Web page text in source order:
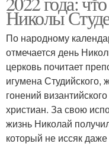
Николы
По народному
отмечается день
церковь почитает
игумена
гонений
христиан. За свою
жизнь Николай
который не иссяк